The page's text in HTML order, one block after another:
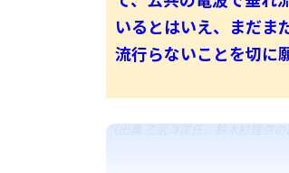
いるとはいえ、まだま
流行らないことを切に
（出典 乙武洋匡氏、鈴木紗理奈